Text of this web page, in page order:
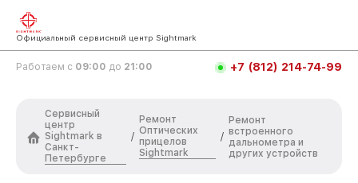
Официальный сервисный центр Sightmark
Работаем с 09:00 до 21:00 +7 (812) 214-74-99
Сервисный
центр
Sightmark в
Санкт-
Петербурге
/
Ремонт
Оптических
прицелов
Sightmark
/
Ремонт
встроенного
дальнометра и
других устройств